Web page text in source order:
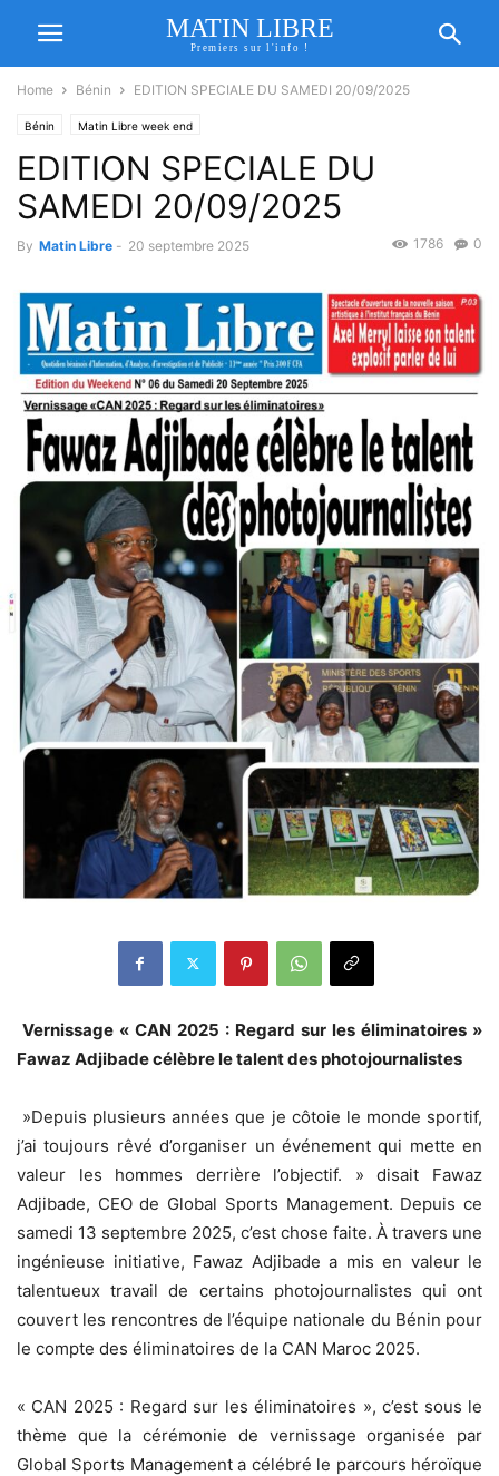
MATIN LIBRE
Premiers sur l'info !
Home Bénin EDITION SPECIALE DU SAMEDI 20/09/2025
Bénin Matin Libre week end
EDITION SPECIALE DU
SAMEDI 20/09/2025
By Matin Libre - 20 septembre 2025 0
1786
Vernissage « CAN 2025 : Regard sur les éliminatoires »
Fawaz Adjibade célèbre le talent des photojournalistes
‎ »Depuis plusieurs années que je côtoie le monde sportif,
j’ai toujours rêvé d’organiser un événement qui mette en
valeur les hommes derrière l’objectif. » disait Fawaz
Adjibade, CEO de Global Sports Management. Depuis ce
samedi 13 septembre 2025, c’est chose faite. À travers une
ingénieuse initiative, Fawaz Adjibade a mis en valeur le
talentueux travail de certains photojournalistes qui ont
couvert les rencontres de l’équipe nationale du Bénin pour
le compte des éliminatoires de la CAN Maroc 2025.
« CAN 2025 : Regard sur les éliminatoires », c’est sous le
thème que la cérémonie de vernissage organisée par
Global Sports Management a célébré le parcours héroïque